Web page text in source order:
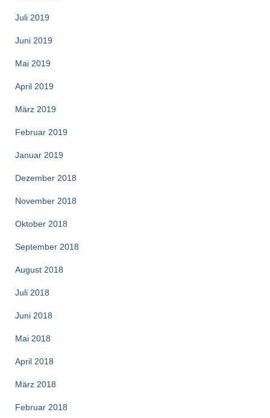
Juli 2019
Juni 2019
Mai 2019
April 2019
März 2019
Februar 2019
Januar 2019
Dezember 2018
November 2018
Oktober 2018
September 2018
August 2018
Juli 2018
Juni 2018
Mai 2018
April 2018
März 2018
Februar 2018